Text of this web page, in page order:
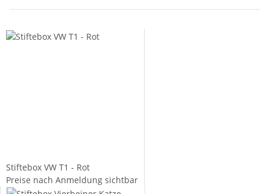
Stiftebox VW T1 - Rot
Preise nach Anmeldung sichtbar